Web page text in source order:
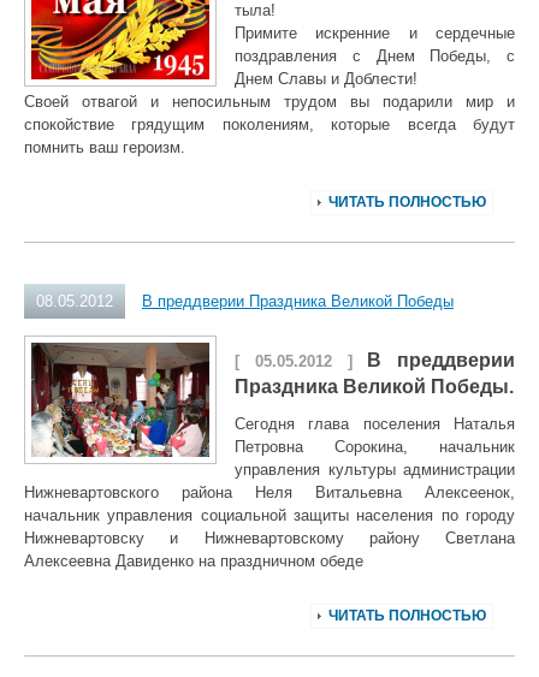
тыла!
Примите искренние и сердечные
поздравления с Днем Победы, с
Днем Славы и Доблести!
Своей отвагой и непосильным трудом вы подарили мир и
спокойствие грядущим поколениям, которые всегда будут
помнить ваш героизм.
ЧИТАТЬ ПОЛНОСТЬЮ
08.05.2012 В преддверии Праздника Великой Победы
[ 05.05.2012 ]
В преддверии
Праздника Великой Победы.
Сегодня глава поселения Наталья
Петровна Сорокина, начальник
управления культуры администрации
Нижневартовского района Неля Витальевна Алексеенок,
начальник управления социальной защиты населения по городу
Нижневартовску и Нижневартовскому району Светлана
Алексеевна Давиденко на праздничном обеде
ЧИТАТЬ ПОЛНОСТЬЮ